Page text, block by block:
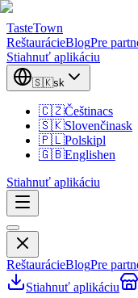
TasteTown
ReštaurácieBlogPre
Stiahnuť aplikáciu
🇸🇰sk
🇨🇿Češtinacs
🇸🇰Slovenčinask
🇵🇱Polskipl
🇬🇧Englishen
Stiahnuť aplikáciu
ReštaurácieBlogPre
Stiahnuť aplikáciu